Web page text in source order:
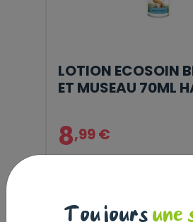
LOTION ECOSOIN
ET MUSEAU 70ML
8,99 €
Toujours une